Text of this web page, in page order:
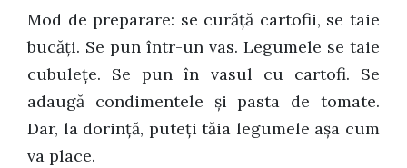
Mod de preparare: se curăță cartofii, se taie
bucăți. Se pun într-un vas. Legumele se taie
cubulețe. Se pun în vasul cu cartofi. Se
adaugă condimentele și pasta de tomate.
Dar, la dorință, puteți tăia legumele așa cum
va place.